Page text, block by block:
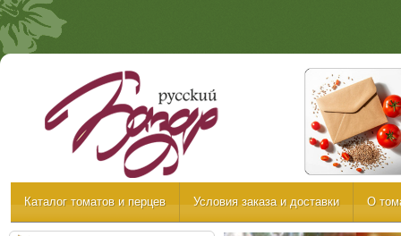
Каталог томатов и перцев Условия заказа и доставки О